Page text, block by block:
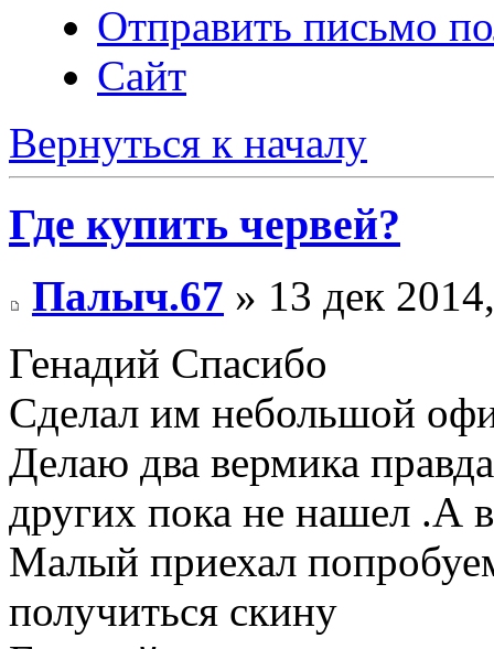
Отправить письмо
Сайт
Вернуться к началу
Где купить червей?
Палыч.67 » 13 дек
Генадий Спасибо
Сделал им небольшой
Делаю два вермика
других пока не нашел .А
Малый приехал
получиться скину